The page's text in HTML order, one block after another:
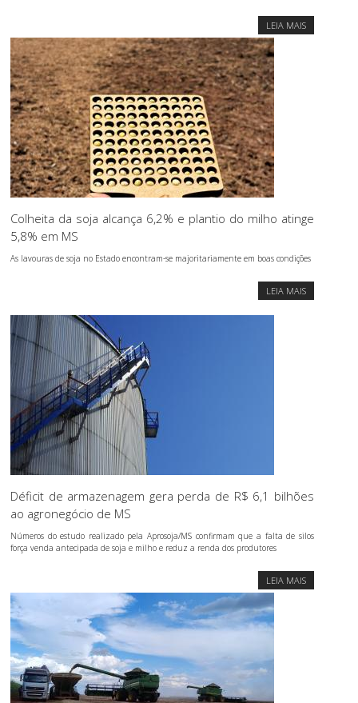
LEIA MAIS
Colheita da soja alcança 6,2% e plantio do milho atinge
5,8% em MS
As lavouras de soja no Estado encontram-se majoritariamente em boas condições
LEIA MAIS
Déficit de armazenagem gera perda de R$ 6,1 bilhões
ao agronegócio de MS
Números do estudo realizado pela Aprosoja/MS confirmam que a falta de silos
força venda antecipada de soja e milho e reduz a renda dos produtores
LEIA MAIS